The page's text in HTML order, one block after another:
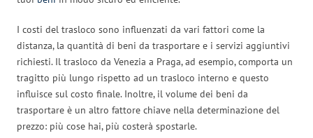
I costi del trasloco sono influenzati da vari fattori come la
distanza, la quantità di beni da trasportare e i servizi aggiuntivi
richiesti. Il trasloco da Venezia a Praga, ad esempio, comporta un
tragitto più lungo rispetto ad un trasloco interno e questo
influisce sul costo finale. Inoltre, il volume dei beni da
trasportare è un altro fattore chiave nella determinazione del
prezzo: più cose hai, più costerà spostarle.